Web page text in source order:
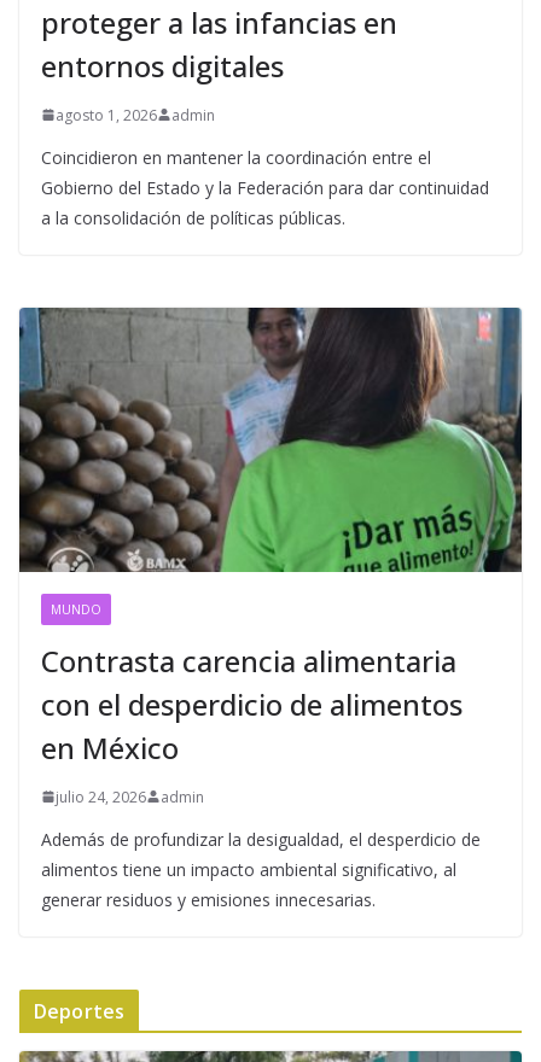
proteger a las infancias en
entornos digitales
agosto 1, 2026 admin
Coincidieron en mantener la coordinación entre el
Gobierno del Estado y la Federación para dar continuidad
a la consolidación de políticas públicas.
MUNDO
Contrasta carencia alimentaria
con el desperdicio de alimentos
en México
julio 24, 2026 admin
Además de profundizar la desigualdad, el desperdicio de
alimentos tiene un impacto ambiental significativo, al
generar residuos y emisiones innecesarias.
Deportes